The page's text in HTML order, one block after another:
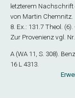
letzterem Nachschrift
von Martin Chemnitz.
8. Ex. : 131.7 Theol.
Zur Provenienz vgl. Nr.
A (WA 11, S. 308).
16 L 4313.